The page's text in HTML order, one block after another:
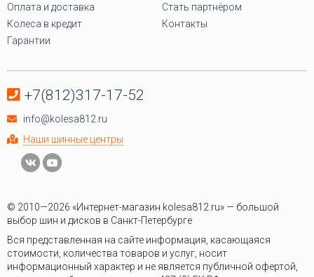
Оплата и доставка
Колеса в кредит
Гарантии
Стать партнёром
Контакты
+7(812)317-17-52
info@kolesa812.ru
Наши шинные центры
© 2010—2026 «Интернет-магазин kolesa812.ru» — большой
выбор шин и дисков в Санкт-Петербурге
Вся представленная на сайте информация, касающаяся
стоимости, количества товаров и услуг, носит
информационный характер и не является публичной офертой,